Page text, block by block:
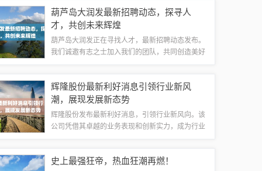
显示，房价呈现上涨趋势，同时市场供需关系...
葫芦岛大润发最新招聘动态，探寻人
才，共创未来辉煌
葫芦岛大润发正在寻找人才，最新招聘动态发布。
我们诚邀有志之士加入我们的团队，共同创造美好
有机会与我们一起成长、发展，并共同实现个...
辉隆股份最新利好消息引领行业新风
潮，展现发展新态势
辉隆股份发布最新利好消息，引领行业新风向。该
公司凭借其卓越的业务表现和创新实力，成为行业
份的利好消息彰显了其在行业中的领先地位和未...
史上最强狂帝，热血狂潮再燃！